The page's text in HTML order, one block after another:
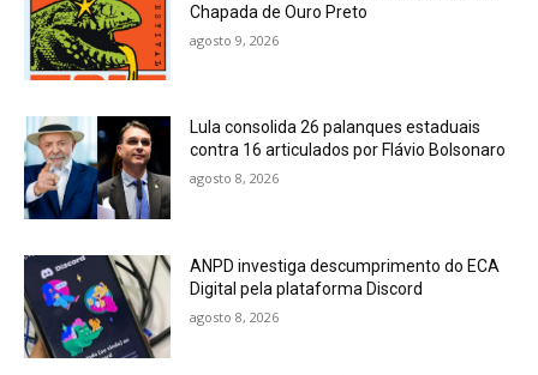
Chapada de Ouro Preto
agosto 9, 2026
Lula consolida 26 palanques estaduais
contra 16 articulados por Flávio Bolsonaro
agosto 8, 2026
ANPD investiga descumprimento do ECA
Digital pela plataforma Discord
agosto 8, 2026